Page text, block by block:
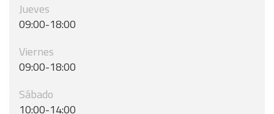
Jueves
09:00-18:00
Viernes
09:00-18:00
Sábado
10:00-14:00